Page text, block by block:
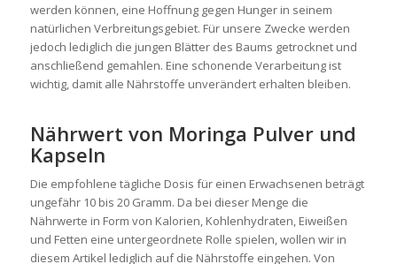
werden können, eine Hoffnung gegen Hunger in seinem
natürlichen Verbreitungsgebiet. Für unsere Zwecke werden
jedoch lediglich die jungen Blätter des Baums getrocknet und
anschließend gemahlen. Eine schonende Verarbeitung ist
wichtig, damit alle Nährstoffe unverändert erhalten bleiben.
Nährwert von Moringa Pulver und
Kapseln
Die empfohlene tägliche Dosis für einen Erwachsenen beträgt
ungefähr 10 bis 20 Gramm. Da bei dieser Menge die
Nährwerte in Form von Kalorien, Kohlenhydraten, Eiweißen
und Fetten eine untergeordnete Rolle spielen, wollen wir in
diesem Artikel lediglich auf die Nährstoffe eingehen. Von